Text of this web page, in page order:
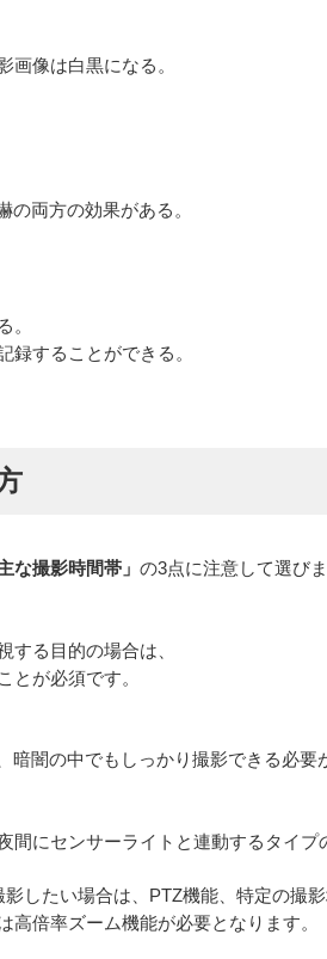
画像は白黒になる。
の両方の効果がある。
。
録することができる。
主な撮影時間帯」 の3点に注意して選び
する目的の場合は、
とが必須です。
暗闇の中でもしっかり撮影できる必要
間にセンサーライトと連動するタイ
したい場合は、PTZ機能、特定の撮
倍率ズーム機能が必要となります。